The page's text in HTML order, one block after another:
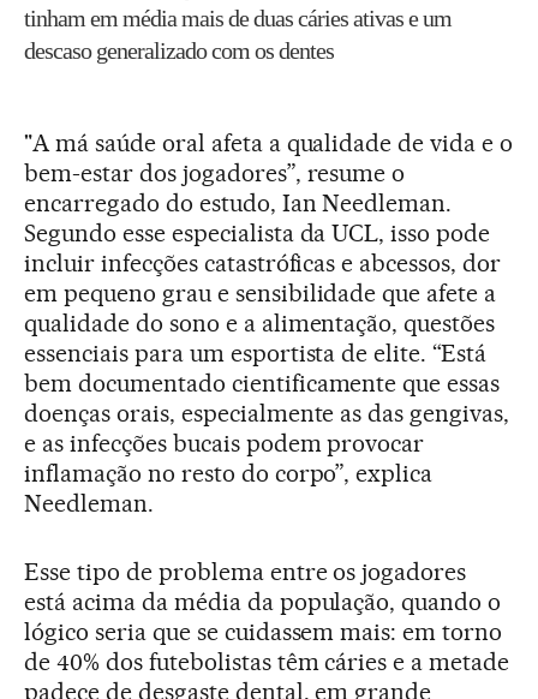
tinham em média mais de duas cáries ativas e um
descaso generalizado com os dentes
"A má saúde oral afeta a qualidade de vida e o
bem-estar dos jogadores”, resume o
encarregado do estudo, Ian Needleman.
Segundo esse especialista da UCL, isso pode
incluir infecções catastróficas e abcessos, dor
em pequeno grau e sensibilidade que afete a
qualidade do sono e a alimentação, questões
essenciais para um esportista de elite. “Está
bem documentado cientificamente que essas
doenças orais, especialmente as das gengivas,
e as infecções bucais podem provocar
inflamação no resto do corpo”, explica
Needleman.
Esse tipo de problema entre os jogadores
está acima da média da população, quando o
lógico seria que se cuidassem mais: em torno
de 40% dos futebolistas têm cáries e a metade
padece de desgaste dental, em grande